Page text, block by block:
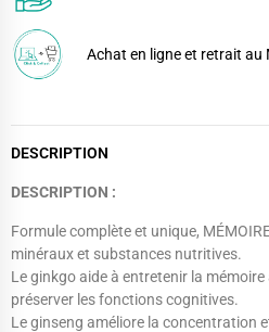
Achat en ligne et retrait au
DESCRIPTION
DESCRIPTION :
Formule complète et unique,
minéraux et substances nutritives.
Le ginkgo aide à entretenir la
préserver les fonctions cognitives.
Le ginseng améliore la concentration